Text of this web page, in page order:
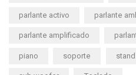
parlante activo parlante
parlante amplificado
piano soporte stand